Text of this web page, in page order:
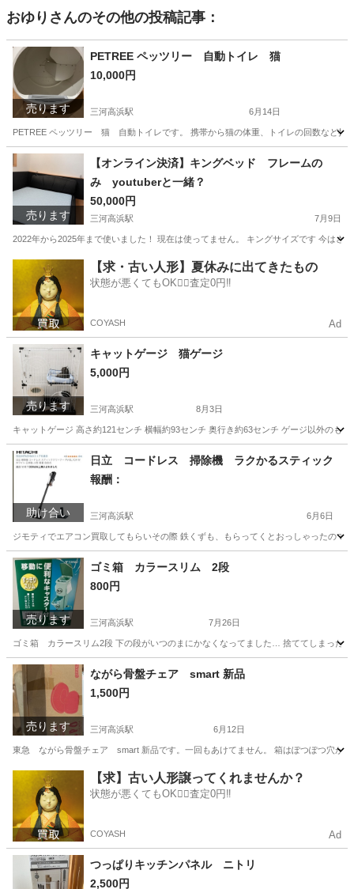
おゆり さんのその他の投稿記事：
売ります
PETREE ペッツリー 自動トイレ 猫
10,000円
三河高浜駅 6月14日
PETREE ペッツリー 猫 自動トイレです。 携帯から猫の体重、トイレの回数など把
愛知 高浜市 三河高浜駅 その他
売ります
【オンライン決済】キングベッド フレームの
み youtuberと一緒？
50,000円
三河高浜駅 7月9日
2022年から2025年まで使いました！ 現在は使ってません。 キングサイズです 今は
三河高浜駅 ベッド フレーム
【求・古い人形】夏休みに出てきたもの
状態が悪くてもOK🙆‍♀️査定0円‼️
COYASH Ad
売ります
キャットゲージ 猫ゲージ
5,000円
三河高浜駅 8月3日
キャットゲージ 高さ約121センチ 横幅約93センチ 奥行き約63センチ ゲージ以外のも
愛知 高浜市 三河高浜駅
助け合い
日立 コードレス 掃除機 ラクかるスティック
報酬：
三河高浜駅 6月6日
ジモティでエアコン買取してもらいその際 鉄くずも、もらってくとおっしゃったの
愛知 高浜市 三河高浜駅 買いたい/ください
売ります
ゴミ箱 カラースリム 2段
800円
三河高浜駅 7月26日
ゴミ箱 カラースリム2段 下の段がいつのまにかなくなってました… 捨ててしまった
愛知 高浜市 三河高浜駅
売ります
ながら骨盤チェア smart 新品
1,500円
三河高浜駅 6月12日
東急 ながら骨盤チェア smart 新品です。一回もあけてません。 箱はぽつぽつ穴が空
三河高浜駅 椅子 骨盤
【求】古い人形譲ってくれませんか？
状態が悪くてもOK🙆‍♀️査定0円‼️
COYASH Ad
つっぱりキッチンパネル ニトリ
2,500円